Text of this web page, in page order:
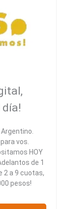
vos.
HOY
de 1
2 a 9 cuotas,
pesos!